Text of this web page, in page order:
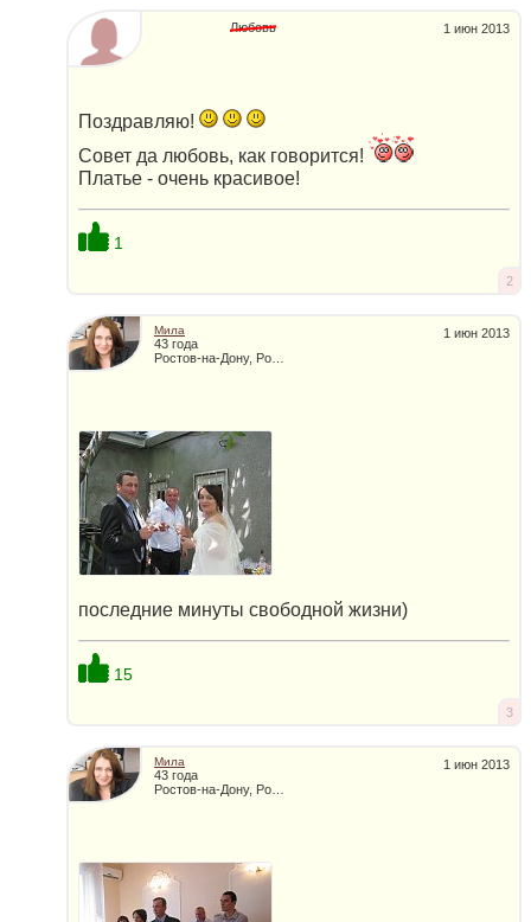
1 июн 2013
Любовь
Поздравляю!
Совет да любовь, как говорится!
Платье - очень красивое!
1
2
1 июн 2013
Мила
43 года
последние минуты свободной жизни)
15
3
1 июн 2013
Мила
43 года